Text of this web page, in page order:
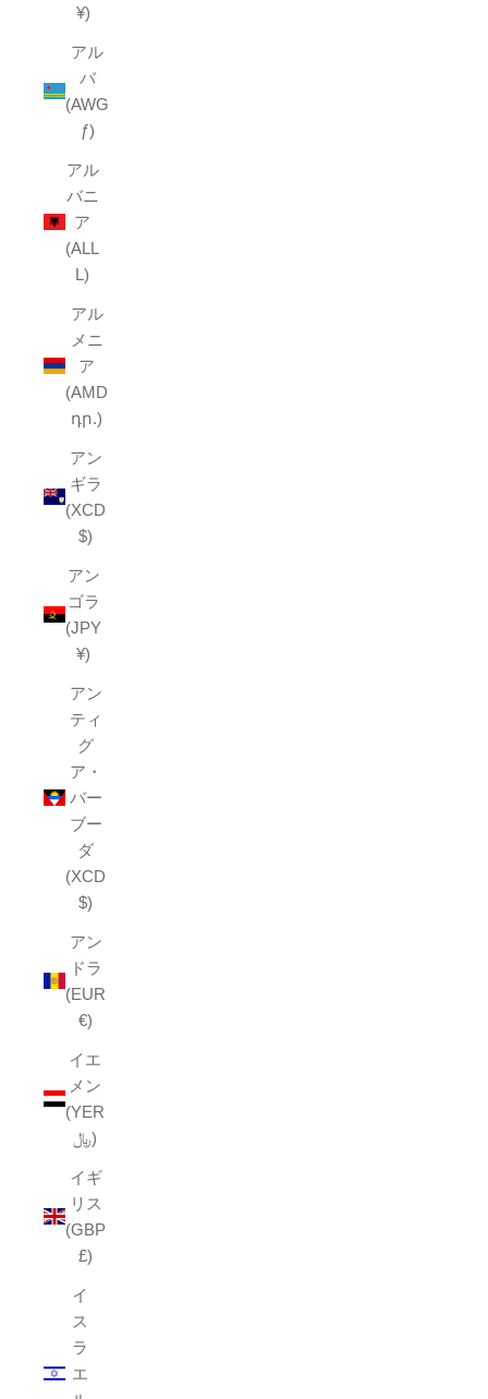
¥)
アル
バ
(AWG
ƒ)
アル
バニ
ア
(ALL
L)
アル
メニ
ア
(AMD
դր.)
アン
ギラ
(XCD
$)
アン
ゴラ
(JPY
¥)
アン
ティ
グ
ア・
バー
ブー
ダ
(XCD
$)
アン
ドラ
(EUR
€)
イエ
メン
(YER
﷼)
イギ
リス
(GBP
£)
イ
ス
ラ
エ